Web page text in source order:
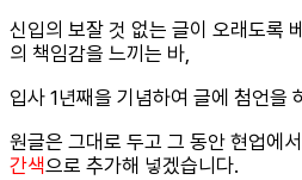
신입의 보잘 것 없는 글이 오래도록
의 책임감을 느끼는 바,
입사 1년째을 기념하여 글에 첨언을
원글은 그대로 두고 그 동안 현업에
간색으로 추가해 넣겠습니다.